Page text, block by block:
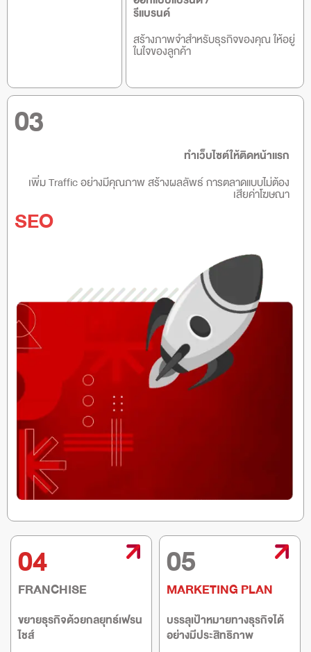
รีแบรนด์
สร้างภาพจำสำหรับธุรกิจของคุณ ให้อยู่
ในใจของลูกค้า
03
ทำเว็บไซต์ให้ติดหน้าแรก
เพิ่ม Traffic อย่างมีคุณภาพ สร้างผลลัพธ์ การตลาดแบบไม่ต้อง
เสียค่าโฆษณา
SEO
04
FRANCHISE
ขยายธุรกิจด้วยกลยุทธ์เฟรน
ไชส์
05
MARKETING PLAN
บรรลุเป้าหมายทางธุรกิจได้
อย่างมีประสิทธิภาพ